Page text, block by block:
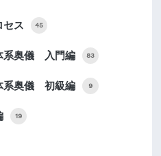
セス 45
系奥儀 入門編 83
系奥儀 初級編 9
19